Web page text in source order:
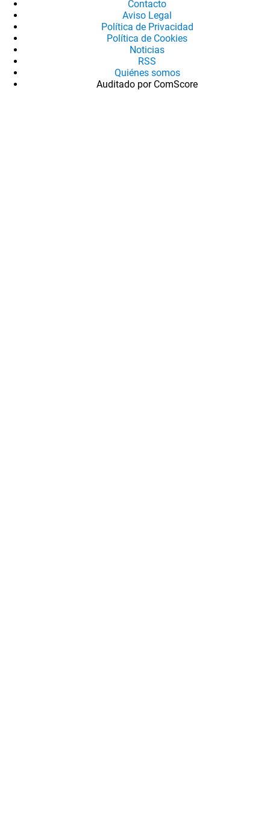
Contacto
Aviso Legal
Política de Privacidad
Política de Cookies
Noticias
RSS
Quiénes somos
Auditado por ComScore